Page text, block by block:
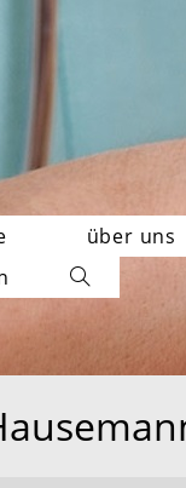
über uns
Website-
Suche
umschalten